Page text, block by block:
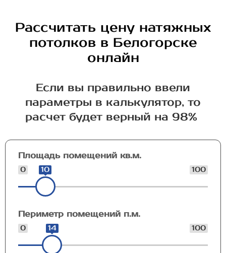
Рассчитать цену натяжных
потолков в Белогорске
онлайн
Если вы правильно ввели
параметры в калькулятор, то
расчет будет верный на 98%
Площадь помещений кв.м.
0 100
10
Периметр помещений п.м.
0 100
14